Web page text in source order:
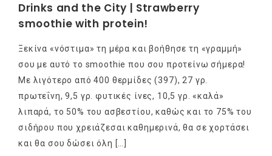
Drinks and the City | Strawberry
smoothie with protein!
Ξεκίνα «νόστιμα» τη μέρα και βοήθησε τη «γραμμή»
σου με αυτό το smoothie που σου προτείνω σήμερα!
Με λιγότερο από 400 θερμίδες (397), 27 γρ.
πρωτεΐνη, 9,5 γρ. φυτικές ίνες, 10,5 γρ. «καλά»
λιπαρά, το 50% του ασβεστίου, καθώς και το 75% του
σιδήρου που χρειάζεσαι καθημερινά, θα σε χορτάσει
και θα σου δώσει όλη […]